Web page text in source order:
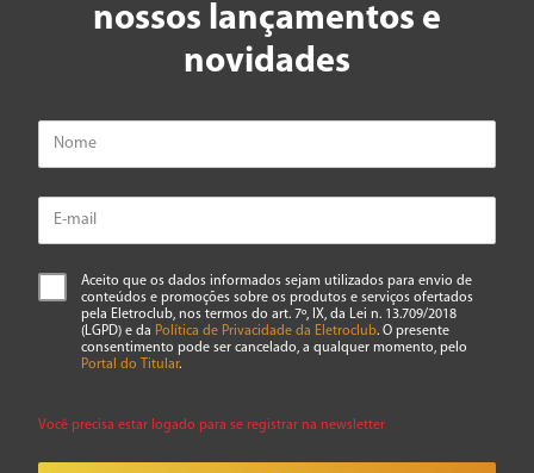
nossos lançamentos e
novidades
Aceito que os dados informados sejam utilizados para envio de
conteúdos e promoções sobre os produtos e serviços ofertados
pela Eletroclub, nos termos do art. 7º, IX, da Lei n. 13.709/2018
(LGPD) e da Política de Privacidade da Eletroclub. O presente
consentimento pode ser cancelado, a qualquer momento, pelo
Portal do Titular.
Você precisa estar logado para se registrar na newsletter